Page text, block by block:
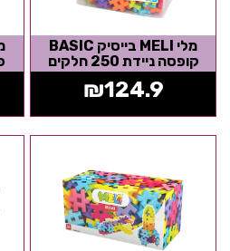
מלי MELI בייסיק BASIC
קופסה ניידת 250 חלקים
₪124.9